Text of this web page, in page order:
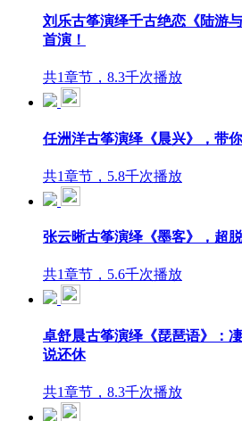
刘乐古筝演绎千古绝恋《陆游
首演！
共1章节，8.3千次播放
任洲洋古筝演绎《晨兴》，带
共1章节，5.8千次播放
张云晰古筝演绎《墨客》，超
共1章节，5.6千次播放
卓舒晨古筝演绎《琵琶语》：
说还休
共1章节，8.3千次播放